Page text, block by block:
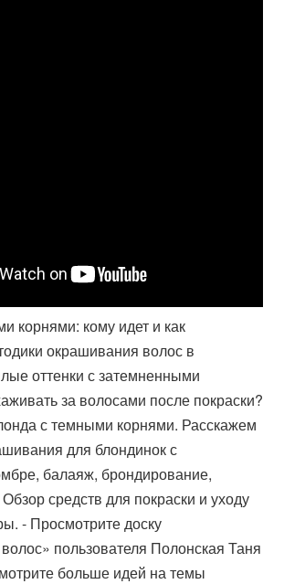
корнями: кому идет и как
окрашивания волос в
оттенки с затемненными
за волосами после покраски?
с темными корнями. Расскажем
для блондинок с
балаяж, брондирование,
средств для покраски и уходу
- Просмотрите доску
пользователя Полонская Таня
больше идей на темы